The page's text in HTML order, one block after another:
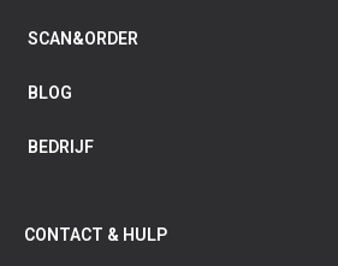
SCAN&ORDER
BLOG
BEDRIJF
CONTACT & HULP